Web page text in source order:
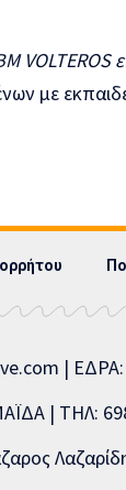
VOLTEROS
|
| ΤΗΛ: